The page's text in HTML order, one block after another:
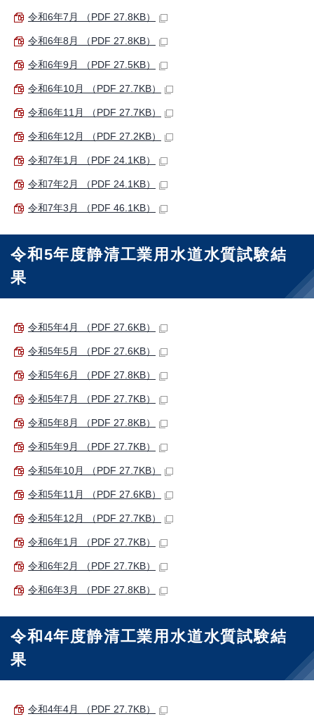
令和6年7月 （PDF 27.8KB）
令和6年8月 （PDF 27.8KB）
令和6年9月 （PDF 27.5KB）
令和6年10月 （PDF 27.7KB）
令和6年11月 （PDF 27.7KB）
令和6年12月 （PDF 27.2KB）
令和7年1月 （PDF 24.1KB）
令和7年2月 （PDF 24.1KB）
令和7年3月 （PDF 46.1KB）
令和5年度静清工業用水道水質試験結
果
令和5年4月 （PDF 27.6KB）
令和5年5月 （PDF 27.6KB）
令和5年6月 （PDF 27.8KB）
令和5年7月 （PDF 27.7KB）
令和5年8月 （PDF 27.8KB）
令和5年9月 （PDF 27.7KB）
令和5年10月 （PDF 27.7KB）
令和5年11月 （PDF 27.6KB）
令和5年12月 （PDF 27.7KB）
令和6年1月 （PDF 27.7KB）
令和6年2月 （PDF 27.7KB）
令和6年3月 （PDF 27.8KB）
令和4年度静清工業用水道水質試験結
果
令和4年4月 （PDF 27.7KB）